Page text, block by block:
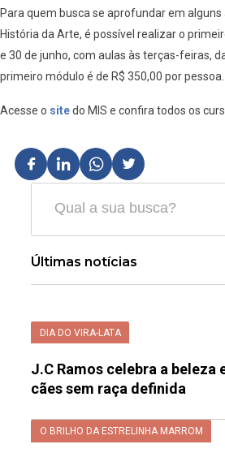
Para quem busca se aprofundar em
História da Arte, é possível realizar o
e 30 de junho, com aulas às terças-feiras,
primeiro módulo é de R$ 350,00 por pessoa.
Acesse o sitedo MIS e confira todos os
Últimas notícias
DIA DO VIRA-LATA
J.C Ramos celebra a beleza
cães sem raça definida
O BRILHO DA ESTRELINHA MARROM